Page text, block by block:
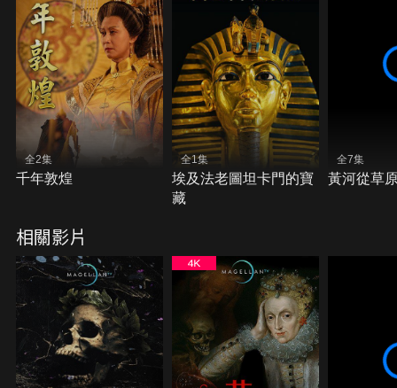
全2集
千年敦煌
全1集
埃及法老圖坦卡門的寶
藏
全7集
黃河從草
相關影片